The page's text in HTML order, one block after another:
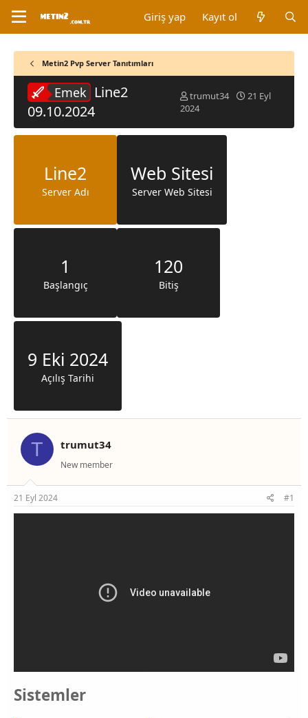
Giriş yap Kayıt ol
Metin2 Pvp Server Tanıtımları
Emek Line2
09.10.2024
K
o
b
u
b
a
a
trumut34
B
l
21 Eyl
2024
Line2
Server Adı
Web Sitesi
Server Web Sitesi
1
Başlangıç
120
Bitiş
9 Eki 2024
Açılış Tarihi
T trumut34
New member
21 Eyl 2024 #1
Sistemler